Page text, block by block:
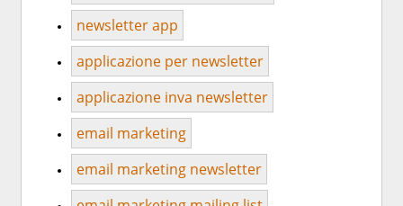
newsletter app
applicazione per newsletter
applicazione inva newsletter
email marketing
email marketing newsletter